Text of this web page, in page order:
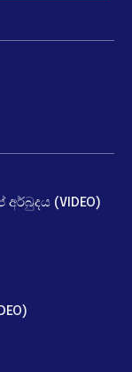
(VIDEO)